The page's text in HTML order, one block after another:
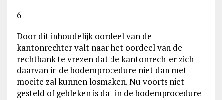
6
Door dit inhoudelijk oordeel van de
kantonrechter valt naar het oordeel van de
rechtbank te vrezen dat de kantonrechter zich
daarvan in de bodemprocedure niet dan met
moeite zal kunnen losmaken. Nu voorts niet
gesteld of gebleken is dat in de bodemprocedure